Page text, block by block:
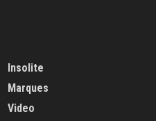
Insolite
Marques
Video